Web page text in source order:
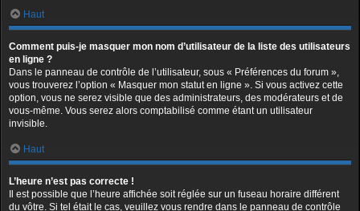
Haut
Comment puis-je masquer mon nom d’utilisateur de la liste des utilisateurs
en ligne ?
Dans le panneau de contrôle de l’utilisateur, sous « Préférences du forum »,
vous trouverez l’option « Masquer mon statut en ligne ». Si vous activez cette
option, vous ne serez visible que des administrateurs, des modérateurs et de
vous-même. Vous serez alors comptabilisé comme étant un utilisateur
invisible.
Haut
L’heure n’est pas correcte !
Il est possible que l’heure affichée soit réglée sur un fuseau horaire différent
du vôtre. Si tel était le cas, veuillez vous rendre dans le panneau de contrôle